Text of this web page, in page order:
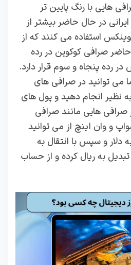
هایی با رنگ پایین تر
در حال حاضر بیشتر از
استفاده می کنند که از
صرافی کوکوین در رده
رده پنجاه و سوم قرار دارد.
می توانید در صرافی های
نظیر انجام دهید و پول های
صرافی هایی مانند صرافی
و وان اینچ از می توانید
دلار و سپس با انتقال به
به ریال کرده و از حساب